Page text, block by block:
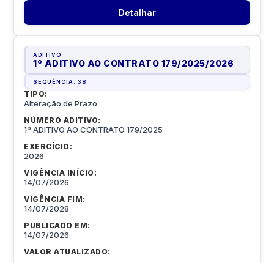
Detalhar
ADITIVO
1º ADITIVO AO CONTRATO 179/2025/2026
SEQUÊNCIA:38
TIPO:
Alteração de Prazo
NÚMERO ADITIVO:
1º ADITIVO AO CONTRATO 179/2025
EXERCÍCIO:
2026
VIGÊNCIA INÍCIO:
14/07/2026
VIGÊNCIA FIM:
14/07/2028
PUBLICADO EM:
14/07/2026
VALOR ATUALIZADO: